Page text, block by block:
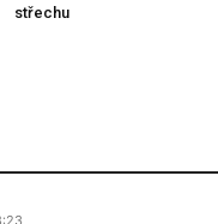
střechu